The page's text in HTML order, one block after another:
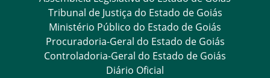
Tribunal de Justiça do Estado de Goiás
Ministério Público do Estado de Goiás
Procuradoria-Geral do Estado de Goiás
Controladoria-Geral do Estado de Goiás
Diário Oficial